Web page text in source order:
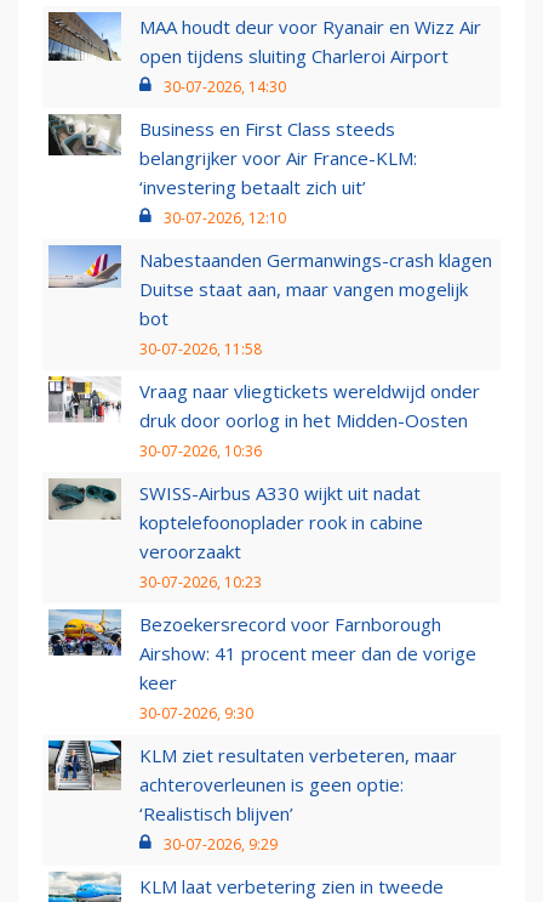
MAA houdt deur voor Ryanair en Wizz Air
open tijdens sluiting Charleroi Airport
30-07-2026, 14:30
Business en First Class steeds
belangrijker voor Air France-KLM:
‘investering betaalt zich uit’
30-07-2026, 12:10
Nabestaanden Germanwings-crash klagen
Duitse staat aan, maar vangen mogelijk
bot
30-07-2026, 11:58
Vraag naar vliegtickets wereldwijd onder
druk door oorlog in het Midden-Oosten
30-07-2026, 10:36
SWISS-Airbus A330 wijkt uit nadat
koptelefoonoplader rook in cabine
veroorzaakt
30-07-2026, 10:23
Bezoekersrecord voor Farnborough
Airshow: 41 procent meer dan de vorige
keer
30-07-2026, 9:30
KLM ziet resultaten verbeteren, maar
achteroverleunen is geen optie:
‘Realistisch blijven’
30-07-2026, 9:29
KLM laat verbetering zien in tweede